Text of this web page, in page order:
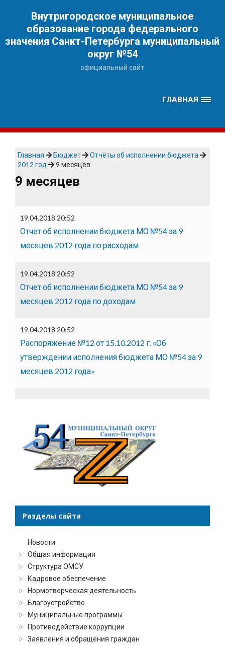
Внутригородское муниципальное
образование города федерального
значения Санкт-Петербурга муниципальный
округ №54
официальный сайт
ГЛАВНАЯ
Главная Бюджет
Отчёты об исполнении бюджета
2012 год
9 месяцев
9 месяцев
19.04.2018 20:52
Отчет об исполнении бюджета МО №54 за 9
месяцев 2012 года по расходам
19.04.2018 20:52
Отчет об исполнении бюджета МО №54 за 9
месяцев 2012 года по доходам
19.04.2018 20:52
Распоряжение №12 от 15.10.2012 г. «Об
утверждении исполнения бюджета МО №54 за 9
месяцев 2012 года»
Разделы сайта
Новости
Общая информация
Структура ОМСУ
Кадровое обеспечение
Нормотворческая деятельность
Благоустройство
Муниципальные программы
Противодействие коррупции
Заявления и обращения граждан